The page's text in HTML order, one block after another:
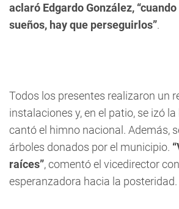
aclaró Edgardo González,
sueños, hay que perseguirlos”.
Todos los presentes realizaron un
instalaciones y, en el patio, se izó
cantó el himno nacional. Además,
árboles donados por el municipio.
raíces”, comentó el vicedirector
esperanzadora hacia la posteridad.